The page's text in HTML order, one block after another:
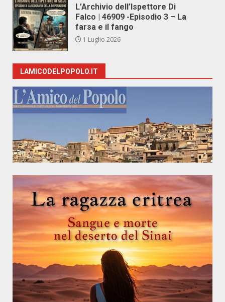
L’Archivio dell’Ispettore Di
Falco | 46909 -Episodio 3 – La
farsa e il fango
1 Luglio 2026
LAMICODELPOPOLO.IT